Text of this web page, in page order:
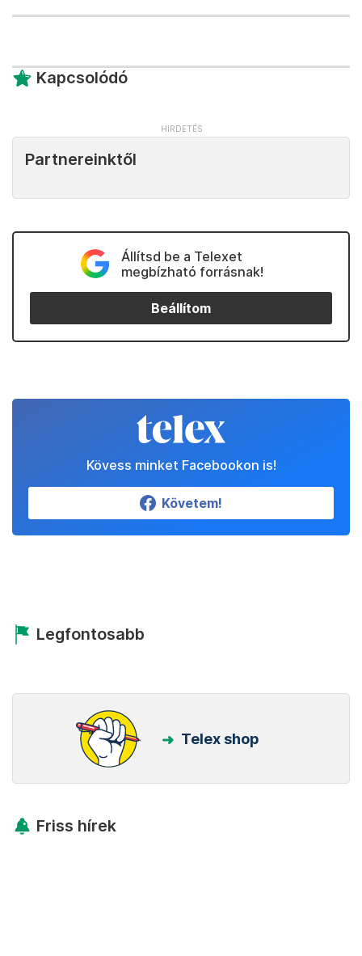
Kapcsolódó
Partnereinktől
Állítsd be a Telexet
megbízható forrásnak!
Beállítom
Kövess minket Facebookon is!
Követem!
Legfontosabb
Telex shop
Friss hírek